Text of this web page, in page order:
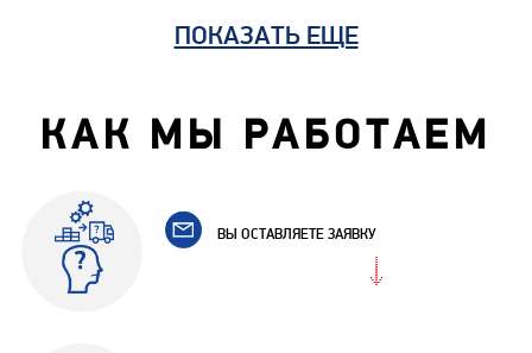
ПОКАЗАТЬ ЕЩЕ
КАК МЫ РАБОТАЕМ
ВЫ ОСТАВЛЯЕТЕ ЗАЯВКУ